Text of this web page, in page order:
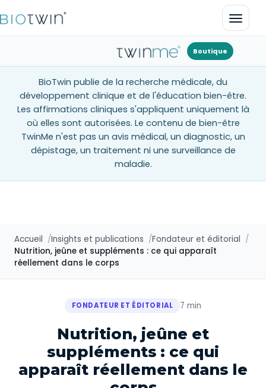
Boutique
BioTwin publie de la recherche médicale, du
développement clinique et de l'éducation bien-être.
Les affirmations cliniques s'appliquent uniquement là
où elles sont autorisées. Le contenu de bien-être
TwinMe n'est pas un avis médical, un diagnostic, un
dépistage, un traitement ni une surveillance de
maladie.
Accueil Insights et publications
Fondateur et éditorial
Nutrition, jeûne et suppléments : ce qui apparaît
réellement dans le corps
FONDATEUR ET ÉDITORIAL 7 min
Nutrition, jeûne et
suppléments : ce qui
apparaît réellement dans le